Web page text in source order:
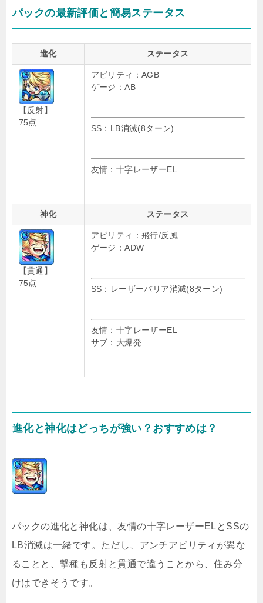
パックの最新評価と簡易ステータス
進化 ステータス
【反射】
75点
アビリティ：AGB
ゲージ：AB
SS：LB消滅(8ターン)
友情：十字レーザーEL
神化 ステータス
【貫通】
75点
アビリティ：飛行/反風
ゲージ：ADW
SS：レーザーバリア消滅(8ターン)
友情：十字レーザーEL
サブ：大爆発
進化と神化はどっちが強い？おすすめは？
パックの進化と神化は、友情の十字レーザーELとSSの
LB消滅は一緒です。ただし、アンチアビリティが異な
ることと、撃種も反射と貫通で違うことから、住み分
けはできそうです。